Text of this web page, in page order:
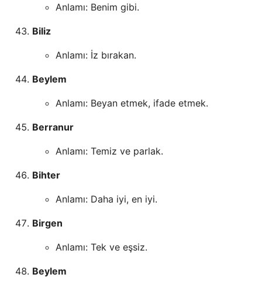
Anlamı: Benim gibi.
Biliz
Anlamı: İz bırakan.
Beylem
Anlamı: Beyan etmek, ifade etmek.
Berranur
Anlamı: Temiz ve parlak.
Bihter
Anlamı: Daha iyi, en iyi.
Birgen
Anlamı: Tek ve eşsiz.
Beylem